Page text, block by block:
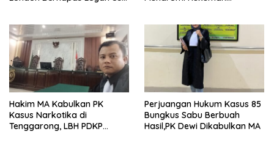
Hakim MA Kabulkan PK
Kasus Narkotika di
Tenggarong, LBH PDKP
Perjuangan Hukum Kasus 85
Bungkus Sabu Berbuah
Hasil,PK Dewi Dikabulkan MA